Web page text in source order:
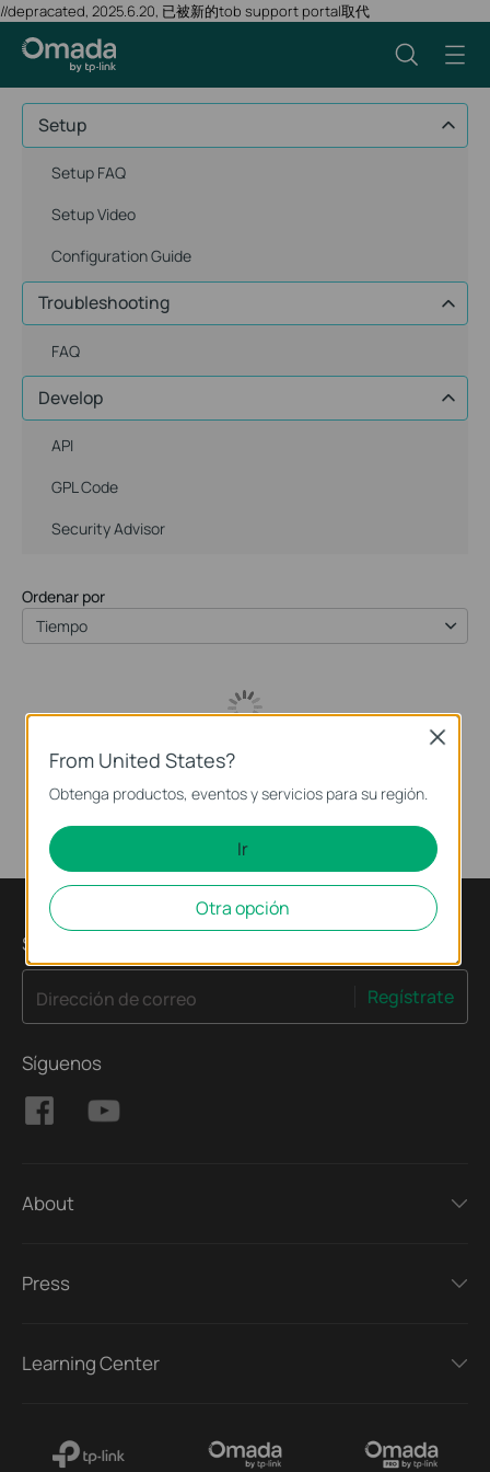
//depracated, 2025.6.20, 已被新的tob support portal取代
Setup
Setup FAQ
Setup Video
Configuration Guide
Troubleshooting
FAQ
Develop
API
GPL Code
Security Advisor
Ordenar por
Tiempo
Suscripción
Dirección de correo Regístrate
Síguenos
About
Press
Learning Center
From United States?
Obtenga productos, eventos y servicios para su región.
Ir
Otra opción
Close